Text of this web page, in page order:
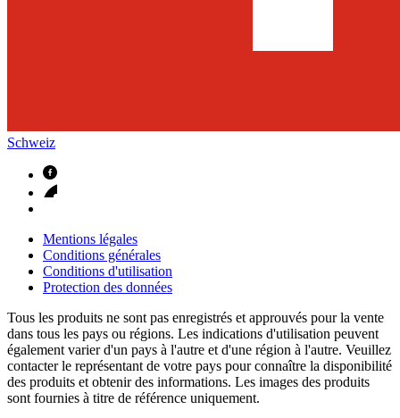
Schweiz
Mentions légales
Conditions générales
Conditions d'utilisation
Protection des données
Tous les produits ne sont pas enregistrés et approuvés pour la vente
dans tous les pays ou régions. Les indications d'utilisation peuvent
également varier d'un pays à l'autre et d'une région à l'autre. Veuillez
contacter le représentant de votre pays pour connaître la disponibilité
des produits et obtenir des informations. Les images des produits
sont fournies à titre de référence uniquement.